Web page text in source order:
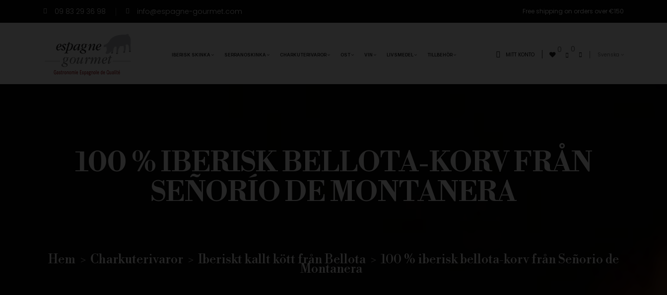
09 83 29 36 98 info@espagne-gourmet.com Free shipping on orders over €150
IBERISK SKINKA SERRANOSKINKA CHARKUTERIVAROR OST VIN LIVSMEDEL TILLBEHÖR MITT KONTO
100 % IBERISK BELLOTA-KORV FRÅN
SEÑORÍO DE MONTANERA
Hem Charkuterivaror Iberiskt kallt kött från Bellota 100 % iberisk bellota-korv från Señorio de
Montanera